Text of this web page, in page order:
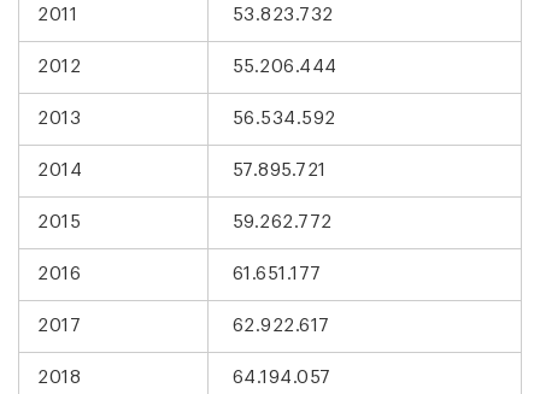
2011 53.823.732
2012 55.206.444
2013 56.534.592
2014 57.895.721
2015 59.262.772
2016 61.651.177
2017 62.922.617
2018 64.194.057